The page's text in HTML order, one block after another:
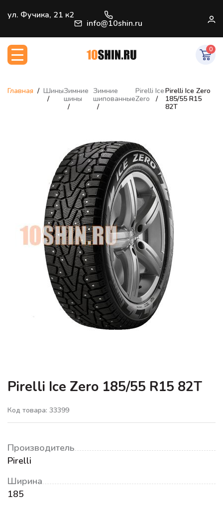
ул. Фучика, 21 к2
info@10shin.ru
0
Главная ШиныЗимние
шины
Зимние
шипованные
Pirelli Ice
Zero
Pirelli Ice Zero
185/55 R15
82T
Pirelli Ice Zero 185/55 R15 82T
Код товара: 33399
Производитель
Pirelli
Ширина
185